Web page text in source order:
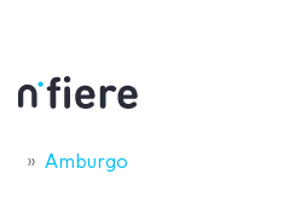
Amburgo